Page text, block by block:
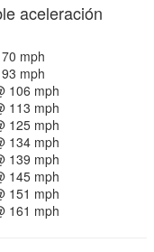
aceleración
mph
mph
106 mph
113 mph
125 mph
134 mph
139 mph
145 mph
151 mph
161 mph